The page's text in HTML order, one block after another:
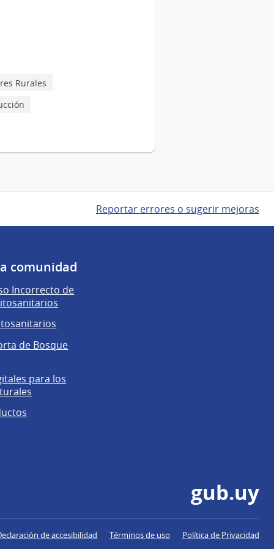
Rurales
Reportar errores o sugerir mejoras
comunidad
Incorrecto de
de Bosque
para los
gub.uy
de accesibilidad Términos de uso Política de Privacidad